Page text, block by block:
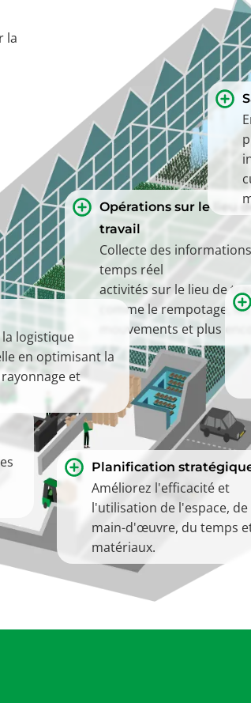
la
Opérations sur le lieu
travail
Collecte des
temps réel
activités sur le lieu de
comme le rempotage, les
mouvements et plus
Planification
Améliorez l'efficacité et
l'utilisation de l'espace, de
main-d'œuvre, du temps
matériaux.
logistique
en optimisant la
et